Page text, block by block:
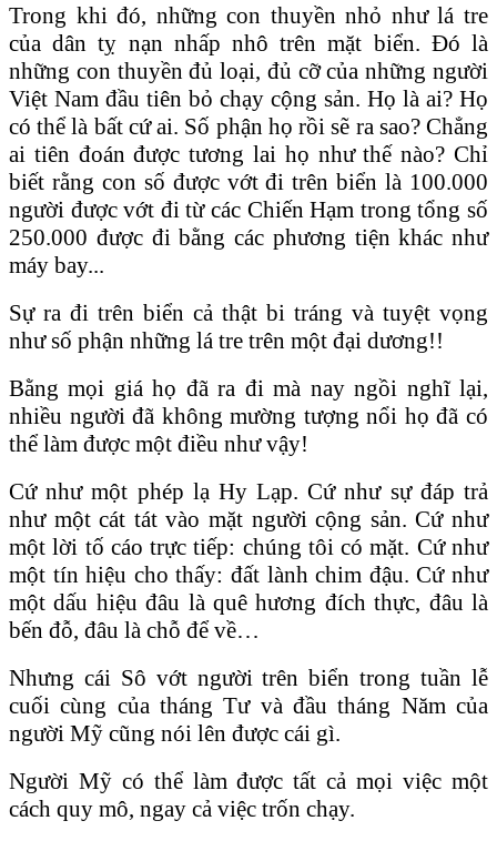
Trong khi đó, những con thuyền nhỏ như lá tre
của dân tỵ nạn nhấp nhô trên mặt biển. Đó là
những con thuyền đủ loại, đủ cỡ của những người
Việt Nam đầu tiên bỏ chạy cộng sản. Họ là ai? Họ
có thể là bất cứ ai. Số phận họ rồi sẽ ra sao? Chẳng
ai tiên đoán được tương lai họ như thế nào? Chỉ
biết rằng con số được vớt đi trên biển là 100.000
người được vớt đi từ các Chiến Hạm trong tổng số
250.000 được đi bằng các phương tiện khác như
máy bay...
Sự ra đi trên biển cả thật bi tráng và tuyệt vọng
như số phận những lá tre trên một đại dương!!
Bằng mọi giá họ đã ra đi mà nay ngồi nghĩ lại,
nhiều người đã không mường tượng nổi họ đã có
thể làm được một điều như vậy!
Cứ như một phép lạ Hy Lạp. Cứ như sự đáp trả
như một cát tát vào mặt người cộng sản. Cứ như
một lời tố cáo trực tiếp: chúng tôi có mặt. Cứ như
một tín hiệu cho thấy: đất lành chim đậu. Cứ như
một dấu hiệu đâu là quê hương đích thực, đâu là
bến đỗ, đâu là chỗ để về…
Nhưng cái Sô vớt người trên biển trong tuần lễ
cuối cùng của tháng Tư và đầu tháng Năm của
người Mỹ cũng nói lên được cái gì.
Người Mỹ có thể làm được tất cả mọi việc một
cách quy mô, ngay cả việc trốn chạy.